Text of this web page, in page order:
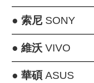
● 索尼SONY
● 維沃VIVO
● 華碩 ASUS